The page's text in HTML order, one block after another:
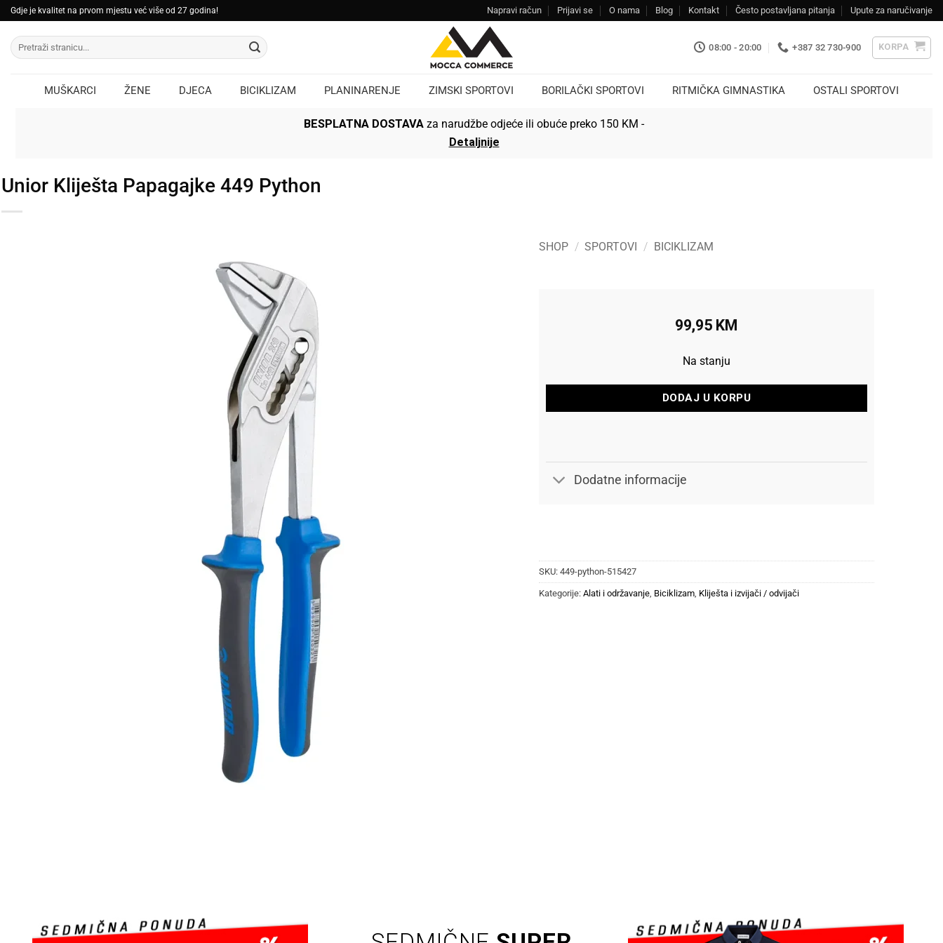
Skip
to
content
Gdje je kvalitet na prvom mjestu već više od 27 godina! Napravi račun Prijavi se O nama Blog Kontakt Često postavljana pitanja Upute za naručivanje
Pretraži:
08:00 - 20:00 +387 32 730-900 KORPA
MUŠKARCI ŽENE DJECA BICIKLIZAM PLANINARENJE ZIMSKI SPORTOVI BORILAČKI SPORTOVI RITMIČKA GIMNASTIKA OSTALI SPORTOVI
BESPLATNA DOSTAVA za narudžbe odjeće ili obuće preko 150 KM -
Detaljnije
Unior Kliješta Papagajke 449 Python
SHOP / SPORTOVI / BICIKLIZAM
99,95 KM
Na stanju
DODAJ U KORPU
Dodatne informacije
SKU: 449-python-515427
Kategorije: Alati i održavanje, Biciklizam, Kliješta i izvijači / odvijači